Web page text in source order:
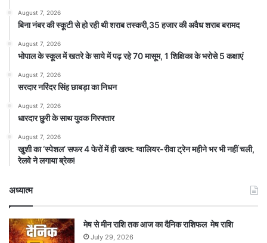
August 7, 2026
बिना नंबर की स्कूटी से हो रही थी शराब तस्करी,35 हजार की अवैध शराब बरामद
August 7, 2026
भोपाल के स्कूल में खतरे के साये में पढ़ रहे 70 मासूम, 1 शिक्षिका के भरोसे 5 कक्षाएं
August 7, 2026
सरदार नरिंदर सिंह छाबड़ा का निधन
August 7, 2026
धारदार छुरी के साथ युवक गिरफ्तार
August 7, 2026
खुशी का ‘स्पेशल’ सफर 4 फेरों में ही खत्म: ग्वालियर-रीवा ट्रेन महीने भर भी नहीं चली,
रेलवे ने लगाया ब्रेक!
अध्यात्म
मेष से मीन राशि तक आज का दैनिक राशिफल मेष राशि
July 29, 2026